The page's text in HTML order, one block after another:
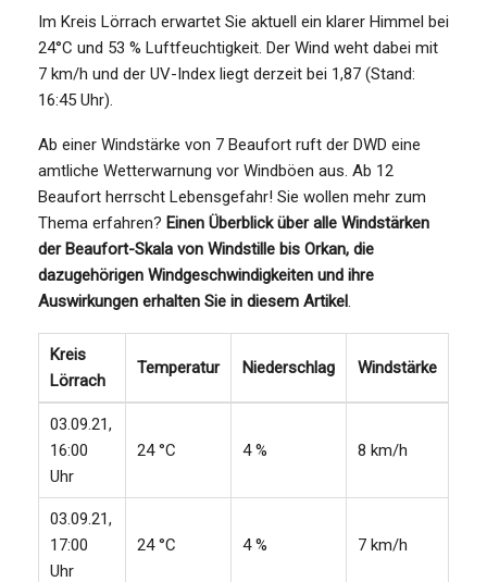
Im Kreis Lörrach erwartet Sie aktuell ein klarer Himmel bei
24°C und 53 % Luftfeuchtigkeit. Der Wind weht dabei mit
7 km/h und der UV-Index liegt derzeit bei 1,87 (Stand:
16:45 Uhr).
Ab einer Windstärke von 7 Beaufort ruft der DWD eine
amtliche Wetterwarnung vor Windböen aus. Ab 12
Beaufort herrscht Lebensgefahr! Sie wollen mehr zum
Thema erfahren? Einen Überblick über alle Windstärken
der Beaufort-Skala von Windstille bis Orkan, die
dazugehörigen Windgeschwindigkeiten und ihre
Auswirkungen erhalten Sie in diesem Artikel.
Kreis
Lörrach
Temperatur Niederschlag Windstärke
03.09.21,
16:00
Uhr
24 °C 4 % 8 km/h
03.09.21,
17:00
Uhr
24 °C 4 % 7 km/h